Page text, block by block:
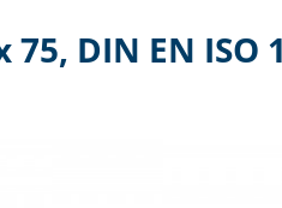
75, DIN EN ISO